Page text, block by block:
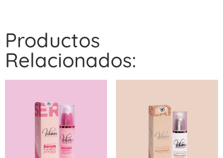
Productos
Relacionados: